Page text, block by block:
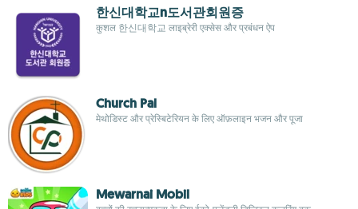
한신대학교n도서관회원증
कुशल 한신대학교 लाइब्रेरी एक्सेस और प्रबंधन ऐप
Church Pal
मेथोडिस्ट और प्रेस्बिटेरियन के लिए ऑफ़लाइन भजन और पूजा
Mewarnai Mobil